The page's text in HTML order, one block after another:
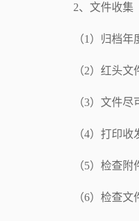
2、文件收集
（1）归档
（2）红头
（3）文件
（4）打印收
（5）检查
（6）检查